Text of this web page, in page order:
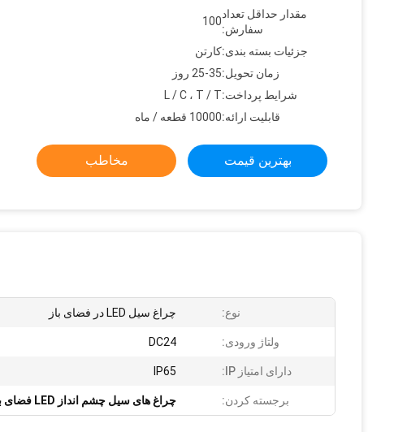
مقدار حداقل تعداد
سفارش:
100
جزئیات بسته بندی:کارتن
زمان تحویل:25-35 روز
شرایط پرداخت:L / C ، T / T
قابلیت ارائه:10000 قطعه / ماه
بهترین قیمت مخاطب
نوع: چراغ سیل LED در فضای باز
ولتاژ ورودی: DC24
دارای امتیاز IP: IP65
برجسته کردن: چراغ های سیل چشم انداز LED فضای باز RGBW